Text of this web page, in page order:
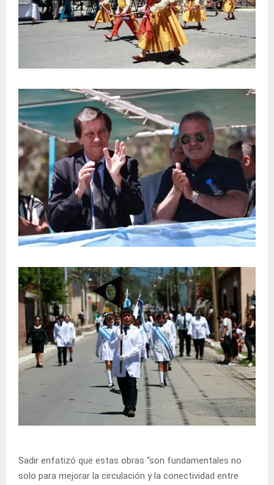
Sadir enfatizó que estas obras “son fundamentales no
solo para mejorar la circulación y la conectividad entre